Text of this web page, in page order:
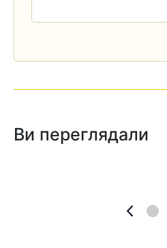
Ви переглядали